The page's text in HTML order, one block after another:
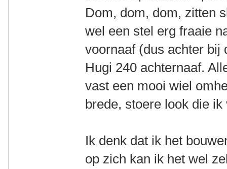
Dom, dom, dom, zitten
wel een stel erg fraaie
voornaaf (dus achter bij
Hugi 240 achternaaf.
vast een mooi wiel
brede, stoere look die
Ik denk dat ik het
op zich kan ik het wel